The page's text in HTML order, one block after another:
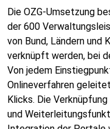
Die OZG-Umsetzung
der 600
von Bund, Ländern und
verknüpft werden, bei
Von jedem
Onlineverfahren
Klicks. Die
und